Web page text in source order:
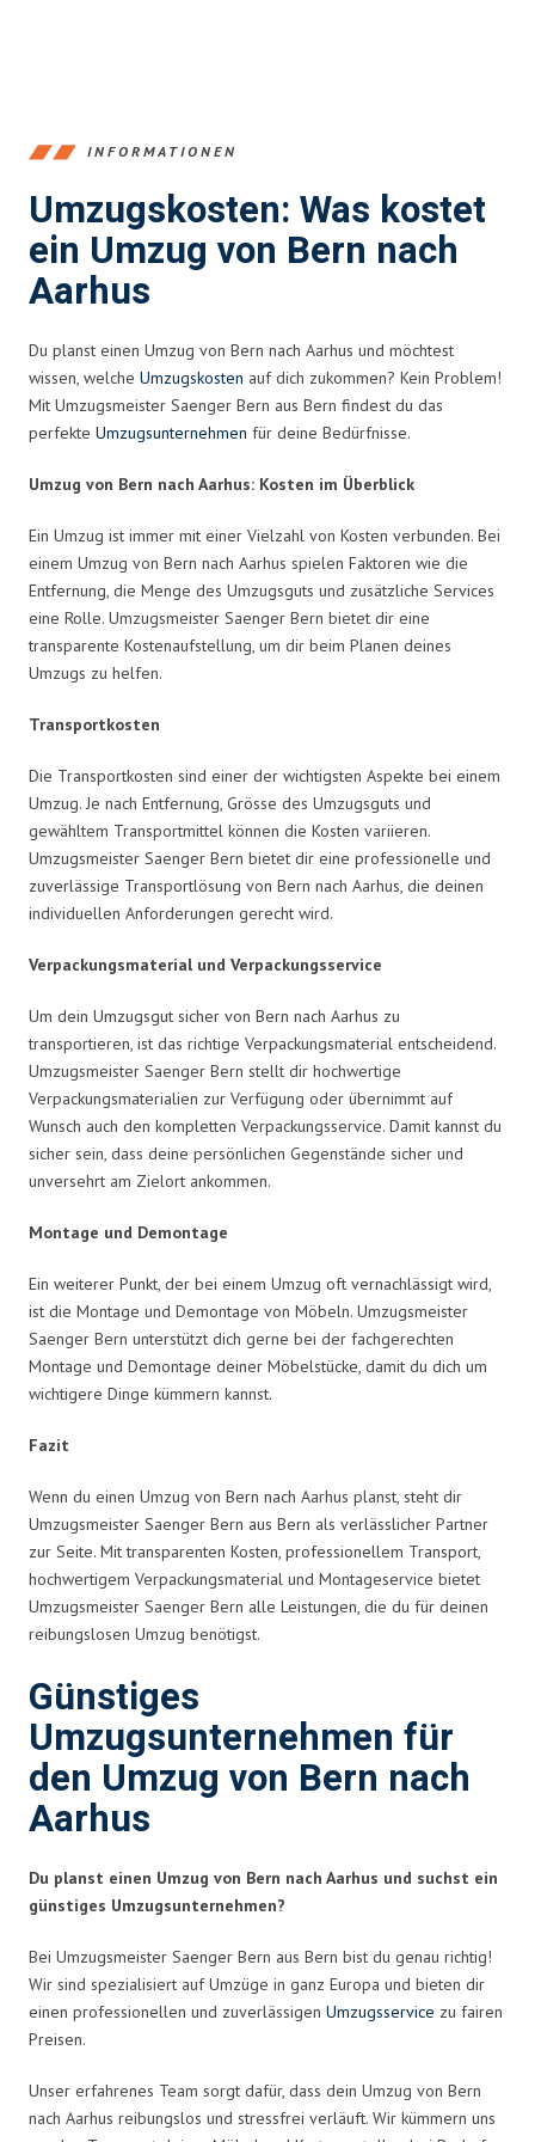
INFORMATIONEN
Umzugskosten: Was kostet
ein Umzug von Bern nach
Aarhus
Du planst einen Umzug von Bern nach Aarhus und möchtest
wissen, welche Umzugskosten auf dich zukommen? Kein Problem!
Mit Umzugsmeister Saenger Bern aus Bern findest du das
perfekte Umzugsunternehmen für deine Bedürfnisse.
Umzug von Bern nach Aarhus: Kosten im Überblick
Ein Umzug ist immer mit einer Vielzahl von Kosten verbunden. Bei
einem Umzug von Bern nach Aarhus spielen Faktoren wie die
Entfernung, die Menge des Umzugsguts und zusätzliche Services
eine Rolle. Umzugsmeister Saenger Bern bietet dir eine
transparente Kostenaufstellung, um dir beim Planen deines
Umzugs zu helfen.
Transportkosten
Die Transportkosten sind einer der wichtigsten Aspekte bei einem
Umzug. Je nach Entfernung, Grösse des Umzugsguts und
gewähltem Transportmittel können die Kosten variieren.
Umzugsmeister Saenger Bern bietet dir eine professionelle und
zuverlässige Transportlösung von Bern nach Aarhus, die deinen
individuellen Anforderungen gerecht wird.
Verpackungsmaterial und Verpackungsservice
Um dein Umzugsgut sicher von Bern nach Aarhus zu
transportieren, ist das richtige Verpackungsmaterial entscheidend.
Umzugsmeister Saenger Bern stellt dir hochwertige
Verpackungsmaterialien zur Verfügung oder übernimmt auf
Wunsch auch den kompletten Verpackungsservice. Damit kannst du
sicher sein, dass deine persönlichen Gegenstände sicher und
unversehrt am Zielort ankommen.
Montage und Demontage
Ein weiterer Punkt, der bei einem Umzug oft vernachlässigt wird,
ist die Montage und Demontage von Möbeln. Umzugsmeister
Saenger Bern unterstützt dich gerne bei der fachgerechten
Montage und Demontage deiner Möbelstücke, damit du dich um
wichtigere Dinge kümmern kannst.
Fazit
Wenn du einen Umzug von Bern nach Aarhus planst, steht dir
Umzugsmeister Saenger Bern aus Bern als verlässlicher Partner
zur Seite. Mit transparenten Kosten, professionellem Transport,
hochwertigem Verpackungsmaterial und Montageservice bietet
Umzugsmeister Saenger Bern alle Leistungen, die du für deinen
reibungslosen Umzug benötigst.
Günstiges
Umzugsunternehmen für
den Umzug von Bern nach
Aarhus
Du planst einen Umzug von Bern nach Aarhus und suchst ein
günstiges Umzugsunternehmen?
Bei Umzugsmeister Saenger Bern aus Bern bist du genau richtig!
Wir sind spezialisiert auf Umzüge in ganz Europa und bieten dir
einen professionellen und zuverlässigen Umzugsservice zu fairen
Preisen.
Unser erfahrenes Team sorgt dafür, dass dein Umzug von Bern
nach Aarhus reibungslos und stressfrei verläuft. Wir kümmern uns